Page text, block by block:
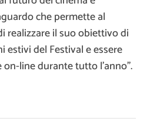
che permette al
realizzare il suo obiettivo di
estivi del Festival e essere
line durante tutto l’anno”.